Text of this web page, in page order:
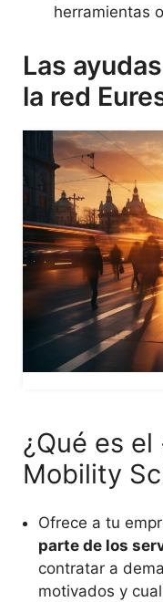
herramientas
Las
la red
¿Qué es el
Mobility
Ofrece a tu
parte de los
contratar a
motivados y